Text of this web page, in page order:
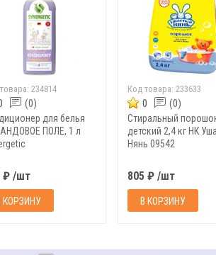
234814
(0)
для белья
ПОЛЕ, 1 л
₽ /шт
КОРЗИНУ
Код товара:233633
0 (0)
Стиральный
детский 2,4 кг НК
Нянь 09542
805 ₽ /шт
В КОРЗИНУ